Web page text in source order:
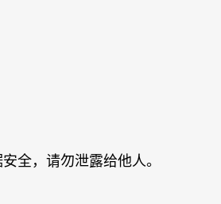
全，请勿泄露给他人。